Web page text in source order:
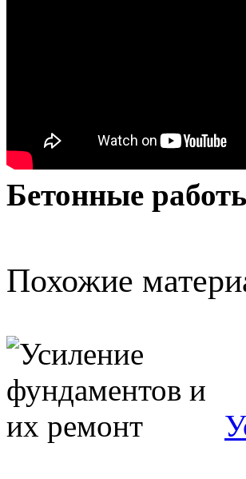
Бетонные
Похожие